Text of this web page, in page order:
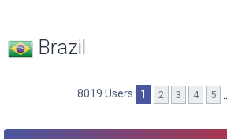
Brazil
8019 Users 1 2 3 4 5